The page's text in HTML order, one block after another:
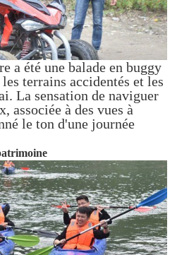
a été une balade en buggy
terrains accidentés et les
La sensation de naviguer
associée à des vues à
le ton d'une journée